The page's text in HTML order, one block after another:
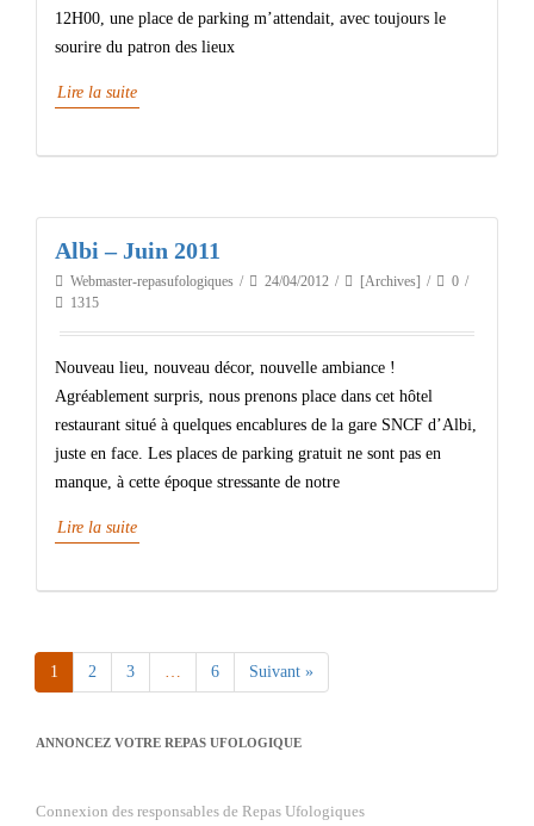
12H00, une place de parking m’attendait, avec toujours le
sourire du patron des lieux
Lire la suite
Albi – Juin 2011
Webmaster-repasufologiques 24/04/2012 [Archives]
0
1315
Nouveau lieu, nouveau décor, nouvelle ambiance !
Agréablement surpris, nous prenons place dans cet hôtel
restaurant situé à quelques encablures de la gare SNCF d’Albi,
juste en face. Les places de parking gratuit ne sont pas en
manque, à cette époque stressante de notre
Lire la suite
Page
1 Page
2 Page
3 … Page
6 Suivant »
ANNONCEZ VOTRE REPAS UFOLOGIQUE
Connexion des responsables de Repas Ufologiques